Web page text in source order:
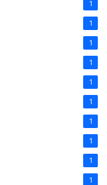
1
1
1
1
1
1
1
1
1
1